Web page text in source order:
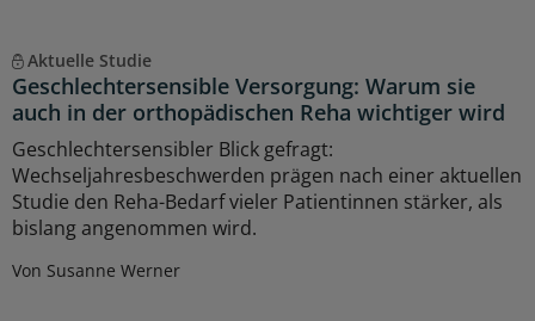
Aktuelle Studie
Geschlechtersensible Versorgung: Warum sie
auch in der orthopädischen Reha wichtiger wird
Geschlechtersensibler Blick gefragt:
Wechseljahresbeschwerden prägen nach einer aktuellen
Studie den Reha-Bedarf vieler Patientinnen stärker, als
bislang angenommen wird.
Von Susanne Werner